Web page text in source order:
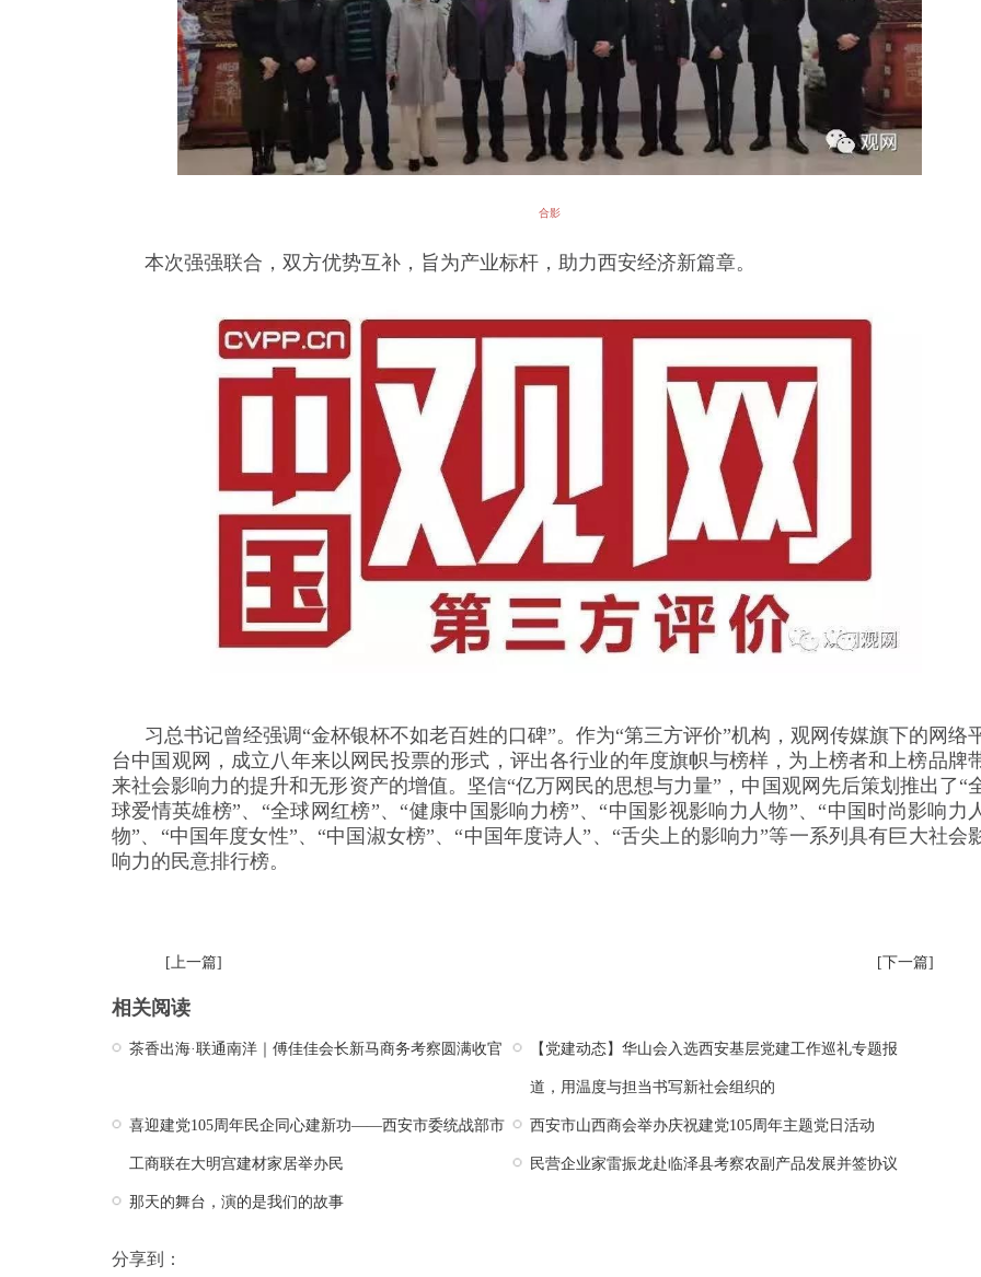
合影
本次强强联合，双方优势互补，旨为产业标杆，助力西安经济新篇章。
习总书记曾经强调“金杯银杯不如老百姓的口碑”。作为“第三方评价”机构，观网传媒旗下的网络
台中国观网，成立八年来以网民投票的形式，评出各行业的年度旗帜与榜样，为上榜者和上榜品牌
来社会影响力的提升和无形资产的增值。坚信“亿万网民的思想与力量”，中国观网先后策划推出了“
球爱情英雄榜”、“全球网红榜”、“健康中国影响力榜”、“中国影视影响力人物”、“中国时尚影响力
物”、“中国年度女性”、“中国淑女榜”、“中国年度诗人”、“舌尖上的影响力”等一系列具有巨大社会
响力的民意排行榜。
[上一篇] [下一篇]
相关阅读
茶香出海·联通南洋｜傅佳佳会长新马商务考察圆满收官 【党建动态】华山会入选西安基层党建工作巡礼专题报
道，用温度与担当书写新社会组织的
喜迎建党105周年民企同心建新功——西安市委统战部市
工商联在大明宫建材家居举办民
西安市山西商会举办庆祝建党105周年主题党日活动
民营企业家雷振龙赴临泽县考察农副产品发展并签协议
那天的舞台，演的是我们的故事
分享到：